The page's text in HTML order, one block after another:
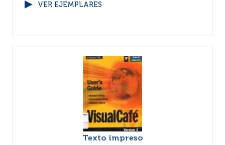
VER EJEMPLARES
Texto impreso